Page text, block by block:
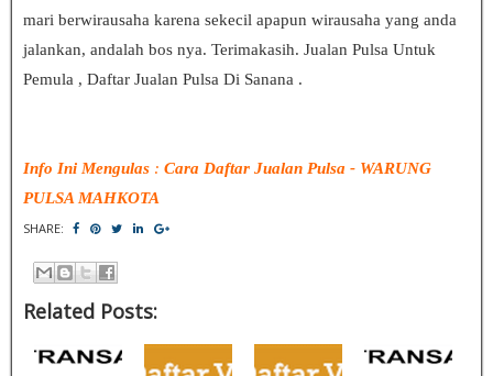
mari berwirausaha karena sekecil apapun wirausaha yang anda
jalankan, andalah bos nya. Terimakasih. Jualan Pulsa Untuk
Pemula , Daftar Jualan Pulsa Di Sanana .
Info Ini Mengulas : Cara Daftar Jualan Pulsa - WARUNG
PULSA MAHKOTA
SHARE:
Related Posts: